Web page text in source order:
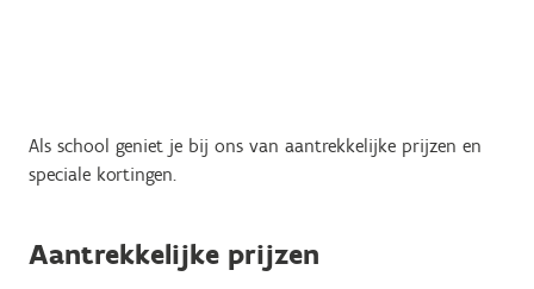
Als school geniet je bij ons van aantrekkelijke prijzen en
speciale kortingen.
Aantrekkelijke prijzen